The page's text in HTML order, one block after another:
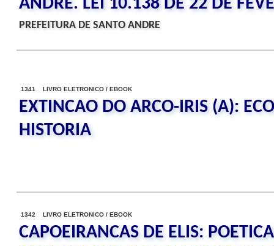
ANDRE. LEI 10.138 DE 22 DE
PREFEITURA DE SANTO ANDRE
1341 LIVRO ELETRONICO / EBOOK
EXTINCAO DO ARCO-IRIS (A):
HISTORIA
1342 LIVRO ELETRONICO / EBOOK
CAPOEIRANCAS DE ELIS: